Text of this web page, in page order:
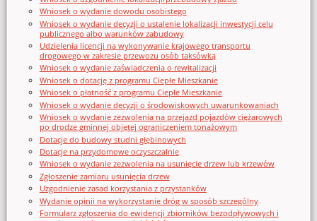
Wniosek o wydanie dowodu osobistego
Wniosek o wydanie decyzji o ustalenie lokalizacji inwestycji celu
publicznego albo warunków zabudowy
Udzielenia licencji na wykonywanie krajowego transportu
drogowego w zakresie przewozu osób taksówką
Wniosek o wydanie zaświadczenia o rewitalizacji
Wniosek o dotację z programu Ciepłe Mieszkanie
Wniosek o płatność z programu Ciepłe Mieszkanie
Wniosek o wydanie decyzji o środowiskowych uwarunkowaniach
Wniosek o wydanie zezwolenia na przejazd pojazdów ciężarowych
po drodze gminnej objętej ograniczeniem tonażowym
Dotacje do budowy studni głębinowych
Dotacje na przydomowe oczyszczalnie
Wniosek o wydanie zezwolenia na usunięcie drzew lub krzewów
Zgłoszenie zamiaru usunięcia drzew
Uzgodnienie zasad korzystania z przystanków
Wydanie opinii na wykorzystanie dróg w sposób szczególny
Formularz zgłoszenia do ewidencji zbiorników bezodpływowych i